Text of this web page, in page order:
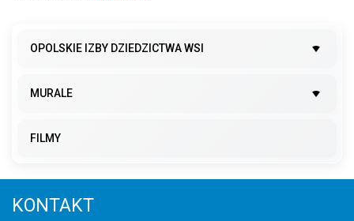
OPOLSKIE IZBY DZIEDZICTWA WSI
MURALE
FILMY
KONTAKT